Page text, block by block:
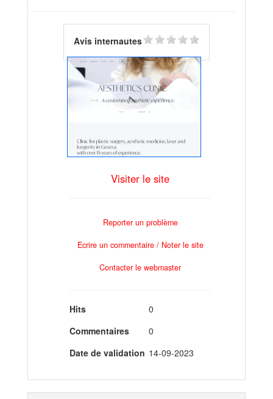
Avis internautes
Visiter le site
Reporter un problème
Ecrire un commentaire / Noter le site
Contacter le webmaster
Hits
0
Commentaires
0
Date de validation 14-09-2023